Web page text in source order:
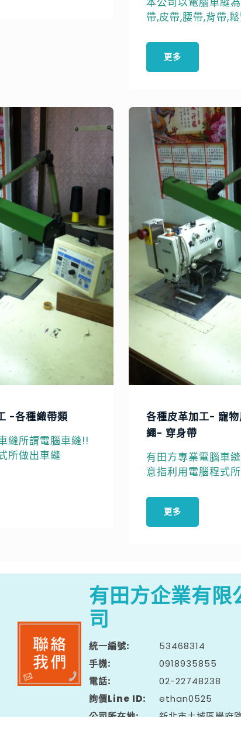
帶,皮帶,腰帶,背帶,
須製造,加工來電洽談
更多
-各種織帶類
縫所謂電腦車縫!!
所做出車縫
各種皮革加工- 寵
繩- 穿身帶
有田方專業電腦車
意指利用電腦程式
更多
有田方企業有限
司
統一編號
53468314
手機
0918935855
電話
02-22748238
詢價Line ID
ethan0525
公司所在地
新北市土城區學府